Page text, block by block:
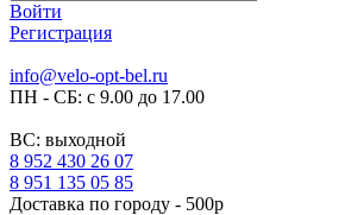
Войти
Регистрация
info@velo-opt-bel.ru
ПН - СБ: с 9.00 до 17.00
ВС: выходной
8 952 430 26 07
8 951 135 05 85
Доставка по городу - 500р